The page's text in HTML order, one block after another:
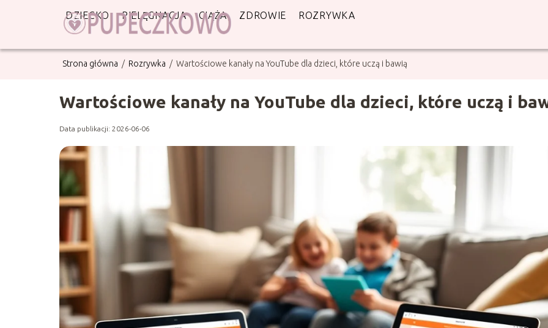
DZIECKO PIELĘGNACJA CIĄŻA ZDROWIE ROZRYWKA
Strona główna / Rozrywka / Wartościowe kanały na YouTube dla dzieci, które uczą i bawią
Wartościowe kanały na YouTube dla dzieci, które uczą i
Data publikacji: 2026-06-06